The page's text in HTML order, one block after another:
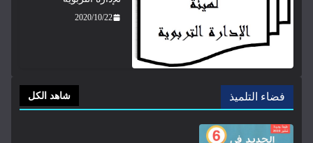
2020/10/22
فضاء التلميذ شاهد الكل